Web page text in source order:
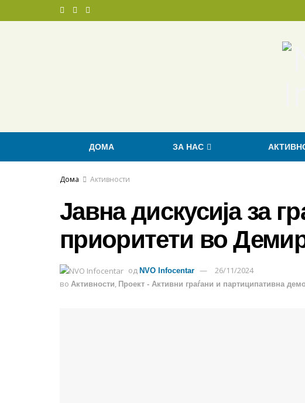
ДОМА ЗА НАС
Дома Активности
Јавна дискусија за
приоритети во
од NVO Infocentar
26/11/2024
во Активности, Проект - Активни граѓани и партиципативна